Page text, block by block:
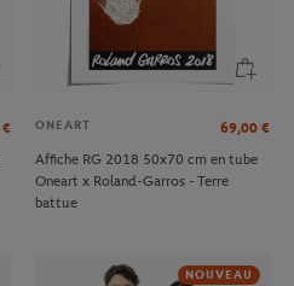
€
ONEART 69,00 €
Affiche RG 2018 50x70 cm en tube
Oneart x Roland-Garros - Terre
battue
NOUVEAU